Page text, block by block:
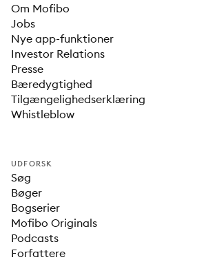
Om Mofibo
Jobs
Nye app-funktioner
Investor Relations
Presse
Bæredygtighed
Tilgængelighedserklæring
Whistleblow
UDFORSK
Søg
Bøger
Bogserier
Mofibo Originals
Podcasts
Forfattere